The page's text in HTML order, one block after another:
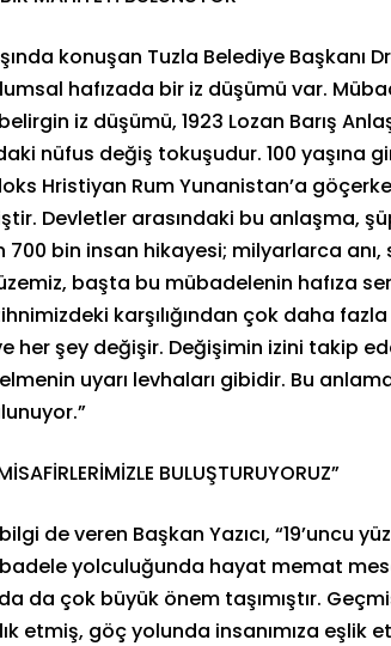
konuşan Tuzla Belediye Başkanı
hafızada bir iz düşümü var.
iz düşümü, 1923 Lozan Barış
nüfus değiş tokuşudur. 100 yaşına
Hristiyan Rum Yunanistan’a
Devletler arasındaki bu anlaşma,
bin insan hikayesi; milyarlarca anı,
başta bu mübadelenin hafıza
karşılığından çok daha
her şey değişir. Değişimin izini takip
uyarı levhaları gibidir. Bu
BULUŞTURUYORUZ”
de veren Başkan Yazıcı, “19’uncu
yolculuğunda hayat memat
da çok büyük önem taşımıştır.
etmiş, göç yolunda insanımıza eşlik